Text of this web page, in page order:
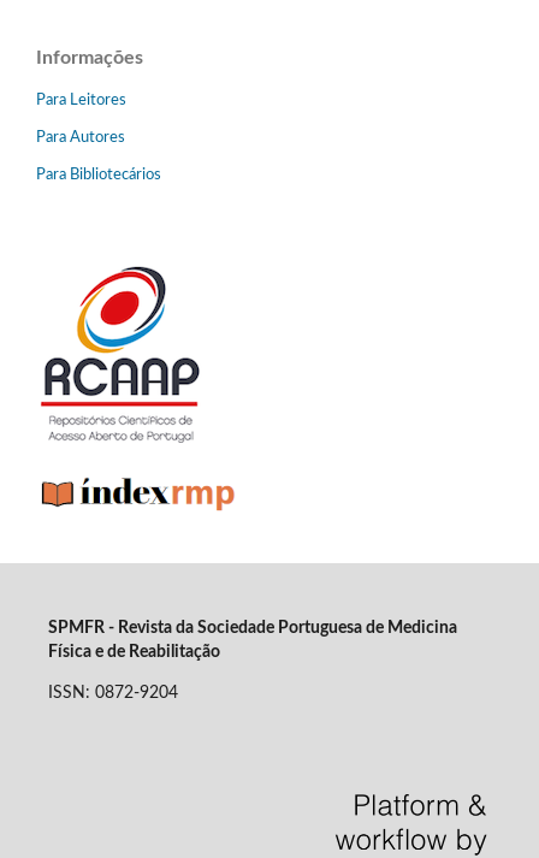
Informações
Para Leitores
Para Autores
Para Bibliotecários
SPMFR - Revista da Sociedade Portuguesa de Medicina
Física e de Reabilitação
ISSN: 0872-9204